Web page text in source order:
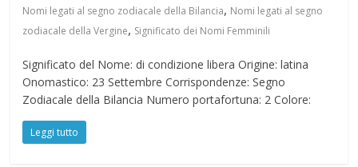
Nomi legati al segno zodiacale della Bilancia, Nomi legati al segno
zodiacale della Vergine, Significato dei Nomi Femminili
Significato del Nome: di condizione libera Origine: latina
Onomastico: 23 Settembre Corrispondenze: Segno
Zodiacale della Bilancia Numero portafortuna: 2 Colore:
Leggi tutto